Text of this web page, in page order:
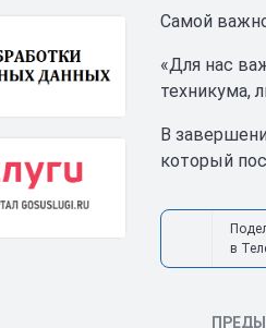
Самой
«Для нас
техникума,
В
который
в